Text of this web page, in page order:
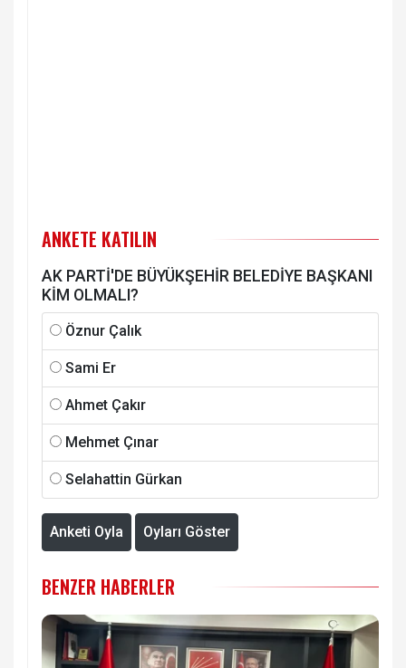
ANKETE KATILIN
AK PARTİ'DE BÜYÜKŞEHİR BELEDİYE BAŞKANI
KİM OLMALI?
Öznur Çalık
Sami Er
Ahmet Çakır
Mehmet Çınar
Selahattin Gürkan
Anketi Oyla Oyları Göster
BENZER HABERLER